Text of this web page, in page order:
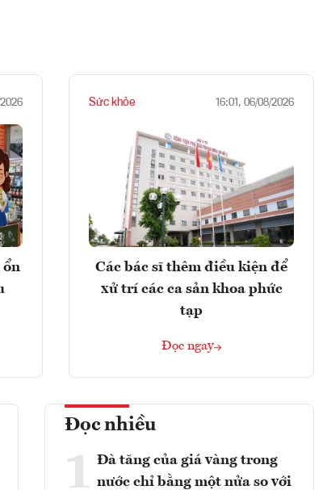
ổn
Sức khỏe 16:01, 06/08/2026
Các bác sĩ thêm điều kiện để
xử trí các ca sản khoa phức
tạp
Đọc ngay
Đọc nhiều
1 Đà tăng của giá vàng trong
nước chỉ bằng một nửa so với